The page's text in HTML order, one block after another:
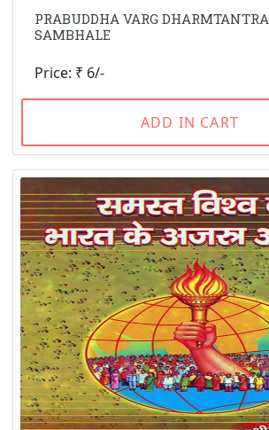
PRABUDDHA VARG DHARMTANTRA
SAMBHALE
Price: ₹ 6/-
ADD IN CART